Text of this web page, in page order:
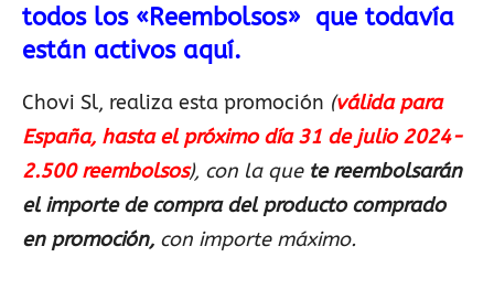
todos los «Reembolsos» que todavía
están activos aquí.
Chovi Sl, realiza esta promoción (válida para
España, hasta el próximo día 31 de julio 2024-
2.500 reembolsos), con la que te reembolsarán
el importe de compra del producto comprado
en promoción, con importe máximo.